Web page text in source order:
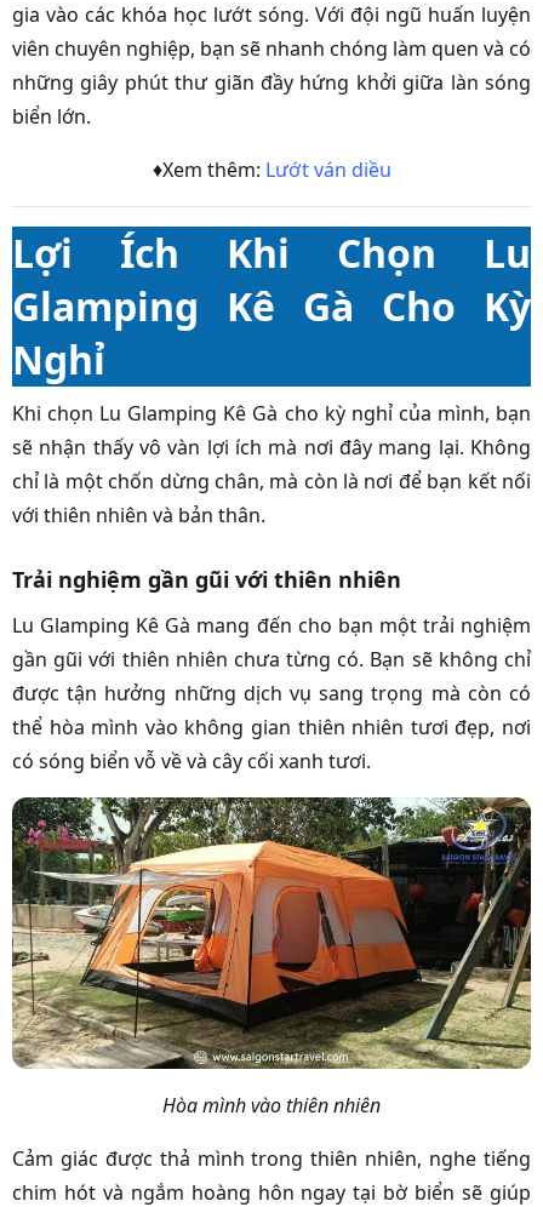
gia vào các khóa học lướt sóng. Với đội ngũ huấn luyện
viên chuyên nghiệp, bạn sẽ nhanh chóng làm quen và có
những giây phút thư giãn đầy hứng khởi giữa làn sóng
biển lớn.
♦Xem thêm: Lướt ván diều
Lợi Ích Khi Chọn Lu
Glamping Kê Gà Cho Kỳ
Nghỉ
Khi chọn Lu Glamping Kê Gà cho kỳ nghỉ của mình, bạn
sẽ nhận thấy vô vàn lợi ích mà nơi đây mang lại. Không
chỉ là một chốn dừng chân, mà còn là nơi để bạn kết nối
với thiên nhiên và bản thân.
Trải nghiệm gần gũi với thiên nhiên
Lu Glamping Kê Gà mang đến cho bạn một trải nghiệm
gần gũi với thiên nhiên chưa từng có. Bạn sẽ không chỉ
được tận hưởng những dịch vụ sang trọng mà còn có
thể hòa mình vào không gian thiên nhiên tươi đẹp, nơi
có sóng biển vỗ về và cây cối xanh tươi.
Hòa mình vào thiên nhiên
Cảm giác được thả mình trong thiên nhiên, nghe tiếng
chim hót và ngắm hoàng hôn ngay tại bờ biển sẽ giúp